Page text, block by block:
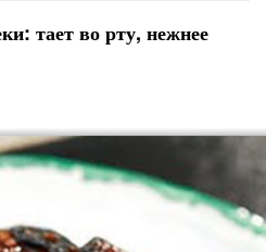
тает во рту, нежнее